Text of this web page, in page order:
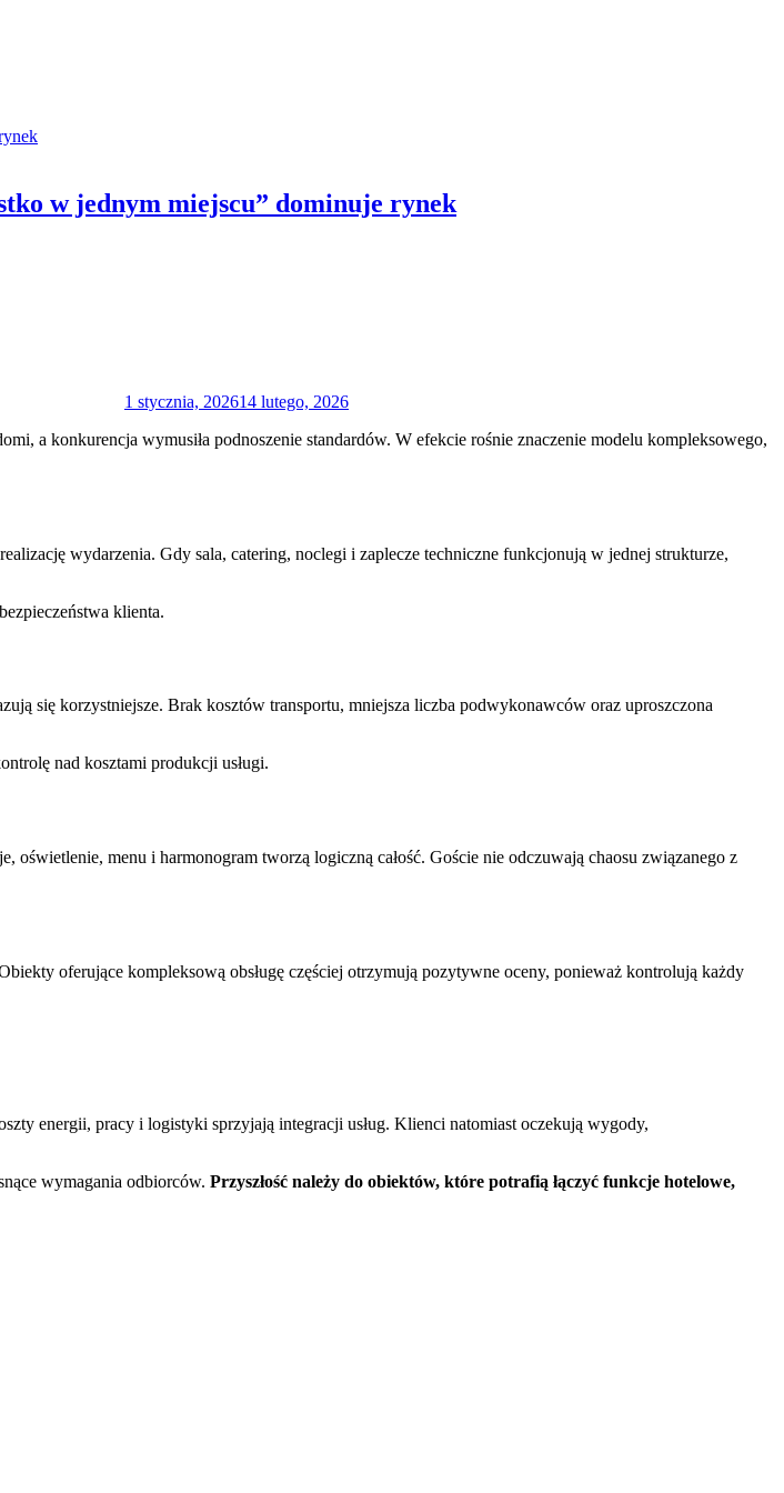
w jednym miejscu” dominuje rynek
1 stycznia, 202614 lutego, 2026
a konkurencja wymusiła podnoszenie standardów. W efekcie rośnie znaczenie modelu kompleksowego,
wydarzenia. Gdy sala, catering, noclegi i zaplecze techniczne funkcjonują w jednej strukturze,
klienta.
się korzystniejsze. Brak kosztów transportu, mniejsza liczba podwykonawców oraz uproszczona
nad kosztami produkcji usługi.
menu i harmonogram tworzą logiczną całość. Goście nie odczuwają chaosu związanego z
oferujące kompleksową obsługę częściej otrzymują pozytywne oceny, ponieważ kontrolują każdy
energii, pracy i logistyki sprzyjają integracji usług. Klienci natomiast oczekują wygody,
wymagania odbiorców. Przyszłość należy do obiektów, które potrafią łączyć funkcje hotelowe,